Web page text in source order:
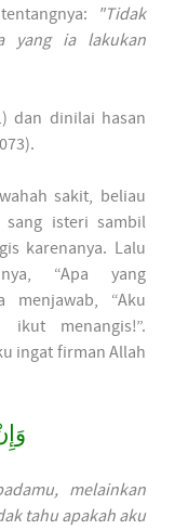
"Tidak
yang ia lakukan
dan dinilai hasan
sakit, beliau
sang isteri sambil
karenanya. Lalu
“Apa yang
menjawab, “Aku
ikut menangis!”.
ingat firman Allah
melainkan
tahu apakah aku